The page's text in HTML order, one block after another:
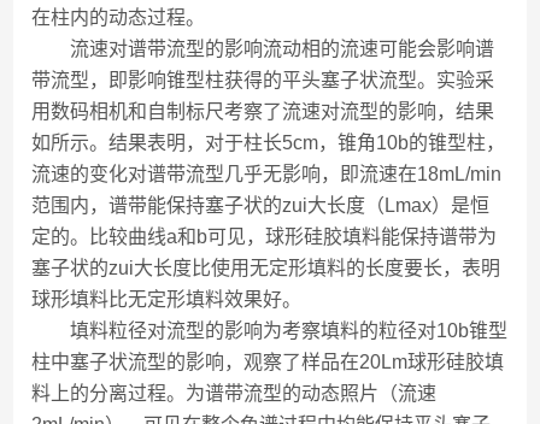
在柱内的动态过程。
流速对谱带流型的影响流动相的流速可能会影响谱
带流型，即影响锥型柱获得的平头塞子状流型。实验采
用数码相机和自制标尺考察了流速对流型的影响，结果
如所示。结果表明，对于柱长5cm，锥角10b的锥型柱，
流速的变化对谱带流型几乎无影响，即流速在18mL/min
范围内，谱带能保持塞子状的zui大长度（Lmax）是恒
定的。比较曲线a和b可见，球形硅胶填料能保持谱带为
塞子状的zui大长度比使用无定形填料的长度要长，表明
球形填料比无定形填料效果好。
填料粒径对流型的影响为考察填料的粒径对10b锥型
柱中塞子状流型的影响，观察了样品在20Lm球形硅胶填
料上的分离过程。为谱带流型的动态照片（流速